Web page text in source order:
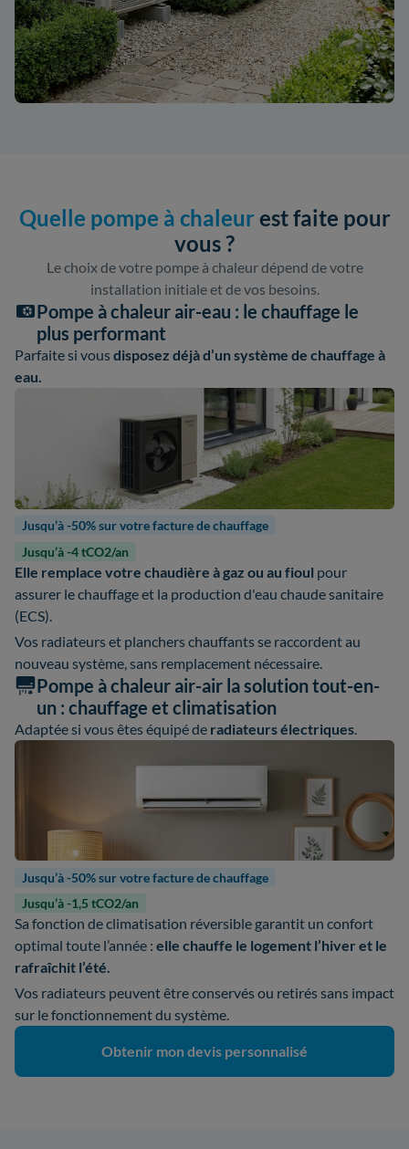
Quelle pompe à chaleurest faite pour
vous ?
Le choix de votre pompe à chaleur dépend de votre
installation initiale et de vos besoins.
Pompe à chaleur air-eau : le chauffage le
plus performant
Parfaite si vousdisposez déjà d’un système de chauffage à
eau.
Jusqu’à -50% sur votre facture de chauffage
Jusqu’à -4 tCO2/an
Elle remplace votre chaudière à gaz ou au fioul pour
assurer le chauffage et la production d'eau chaude sanitaire
(ECS).
Vos radiateurs et planchers chauffants se raccordent au
nouveau système, sans remplacement nécessaire.
Pompe à chaleur air-air la solution tout-en-
un : chauffage et climatisation
Adaptée si vous êtes équipé de radiateurs électriques
Jusqu’à -50% sur votre facture de chauffage
Jusqu’à -1,5 tCO2/an
Sa fonction de climatisation réversible garantit un confort
optimal toute l’année : elle chauffe le logement l’hiver et le
rafraîchit l’été.
Vos radiateurs peuvent être conservés ou retirés sans impact
sur le fonctionnement du système.
Obtenir mon devis personnalisé